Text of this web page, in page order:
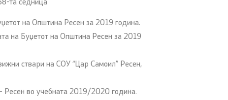
та седница
на Општина Ресен за 2019 година.
на Буџетот на Општина Ресен за 2019
ствари на СОУ “Цар Самоил” Ресен,
Ресен во учебната 2019/2020 година.